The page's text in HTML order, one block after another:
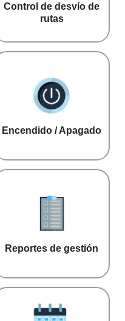
Control de desvío de
rutas
Encendido / Apagado
Reportes de gestión